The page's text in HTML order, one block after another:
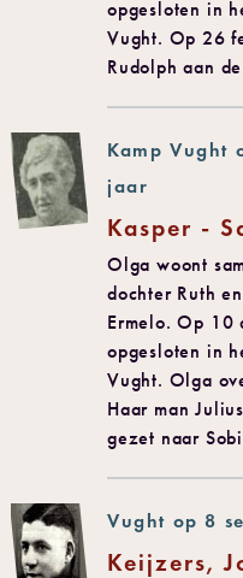
opgesloten in
Vught. Op 26
Rudolph aan
Kamp Vught
jaar
Kasper -
Olga woont
dochter Ruth
Ermelo. Op
opgesloten in
Vught. Olga
Haar man
gezet naar
Vught op 8
Keijzers,